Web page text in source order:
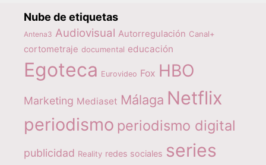
Nube de etiquetas
Antena3 Audiovisual Autorregulación Canal+
cortometraje documental educación
Egoteca Eurovideo Fox HBO
Marketing Mediaset Málaga Netflix
periodismo periodismo digital
publicidad Reality redes sociales series